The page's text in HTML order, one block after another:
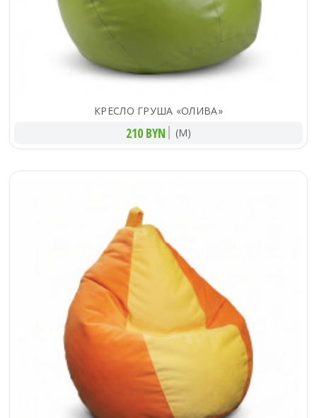
КРЕСЛО ГРУША «ОЛИВА»
210 BYN (M)